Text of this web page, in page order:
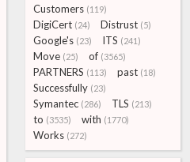
Customers (119)
DigiCert (24) Distrust (5)
Google's (23) ITS (241)
Move (25) of (3565)
PARTNERS (113) past (18)
Successfully (23)
Symantec (286) TLS (213)
to (3535) with (1770)
Works (272)